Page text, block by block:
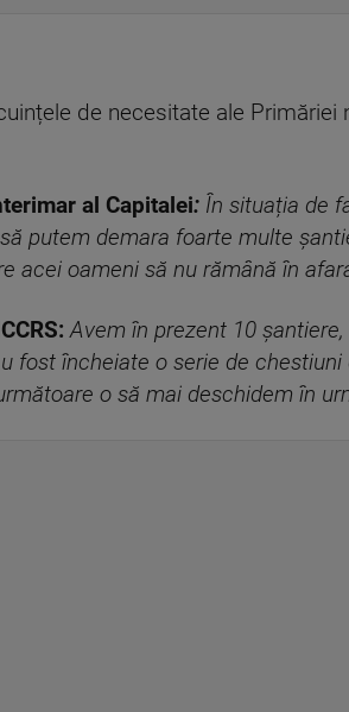
de necesitate ale
al Capitalei: În situația de
putem demara foarte multe
acei oameni să nu rămână în
Avem în prezent 10
fost încheiate o serie de
o să mai deschidem în